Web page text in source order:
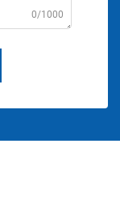
0/1000